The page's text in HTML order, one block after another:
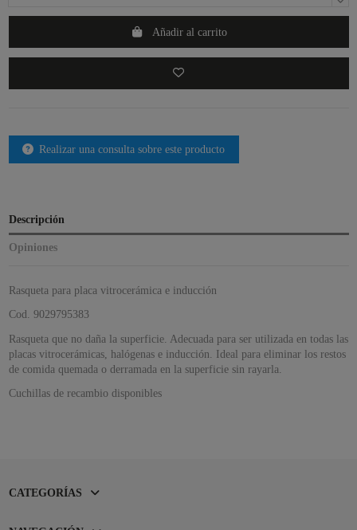
Añadir al carrito
Realizar una consulta sobre este producto
Descripción
Opiniones
Rasqueta para placa vitrocerámica e inducción
Cod. 9029795383
Rasqueta que no daña la superficie. Adecuada para ser utilizada en todas las
placas vitrocerámicas, halógenas e inducción. Ideal para eliminar los restos
de comida quemada o derramada en la superficie sin rayarla.
Cuchillas de recambio disponibles
CATEGORÍAS